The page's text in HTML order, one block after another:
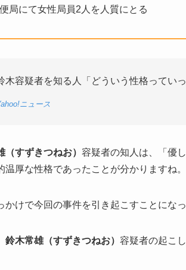
局にて女性局員2人を人質にとる
木容疑者を知る人「どういう性格ってい
ニュース
（すずきつねお） 容疑者の知人は、「優
温厚な性格であったことが分かりますね。
かけで今回の事件を引き起こすことにな
鈴木常雄（すずきつねお） 容疑者の起こ